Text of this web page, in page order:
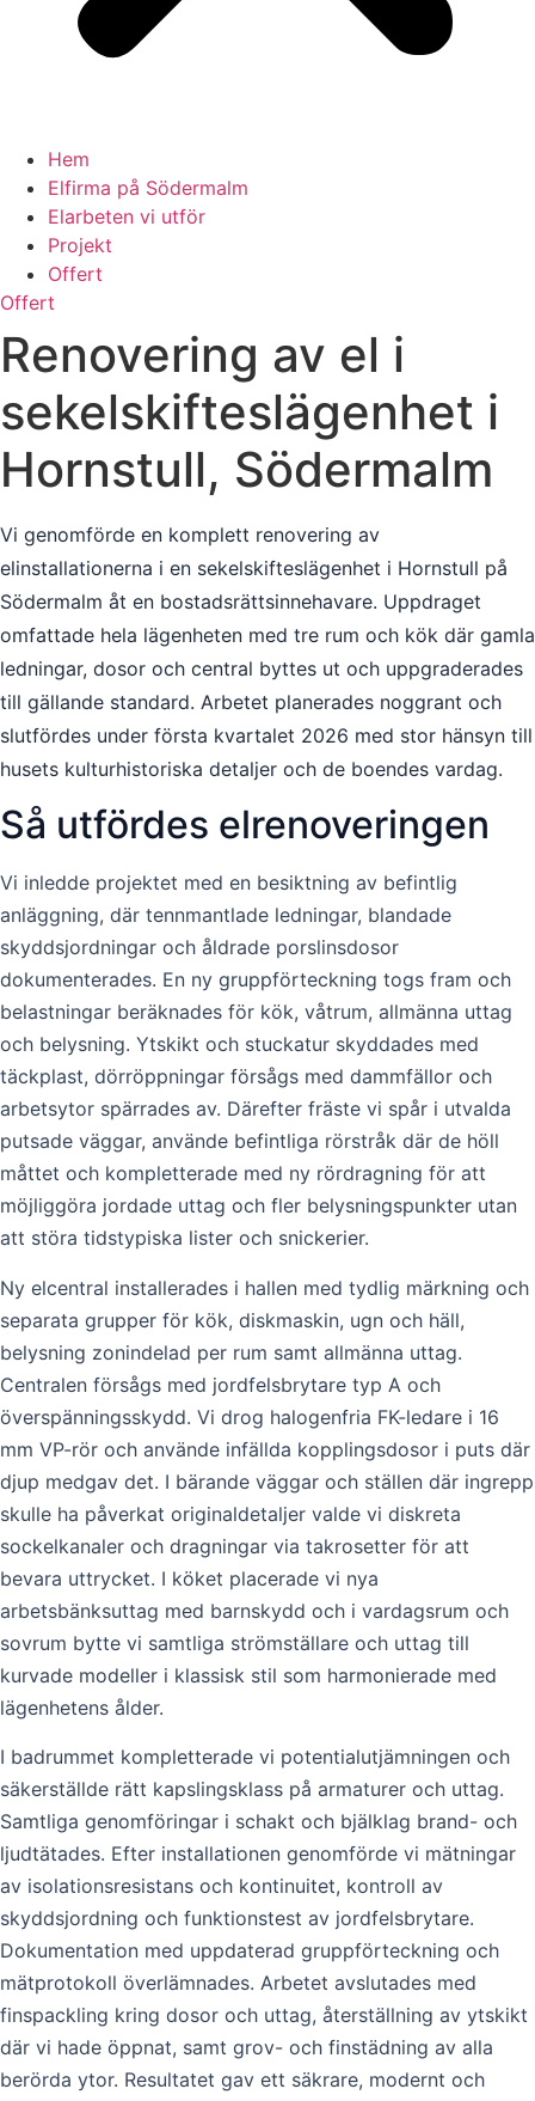
Hem
Elfirma på Södermalm
Elarbeten vi utför
Projekt
Offert
Offert
Renovering av el i
sekelskifteslägenhet i
Hornstull, Södermalm
Vi genomförde en komplett renovering av
elinstallationerna i en sekelskifteslägenhet i Hornstull på
Södermalm åt en bostadsrättsinnehavare. Uppdraget
omfattade hela lägenheten med tre rum och kök där gamla
ledningar, dosor och central byttes ut och uppgraderades
till gällande standard. Arbetet planerades noggrant och
slutfördes under första kvartalet 2026 med stor hänsyn till
husets kulturhistoriska detaljer och de boendes vardag.
Så utfördes elrenoveringen
Vi inledde projektet med en besiktning av befintlig
anläggning, där tennmantlade ledningar, blandade
skyddsjordningar och åldrade porslinsdosor
dokumenterades. En ny gruppförteckning togs fram och
belastningar beräknades för kök, våtrum, allmänna uttag
och belysning. Ytskikt och stuckatur skyddades med
täckplast, dörröppningar försågs med dammfällor och
arbetsytor spärrades av. Därefter fräste vi spår i utvalda
putsade väggar, använde befintliga rörstråk där de höll
måttet och kompletterade med ny rördragning för att
möjliggöra jordade uttag och fler belysningspunkter utan
att störa tidstypiska lister och snickerier.
Ny elcentral installerades i hallen med tydlig märkning och
separata grupper för kök, diskmaskin, ugn och häll,
belysning zonindelad per rum samt allmänna uttag.
Centralen försågs med jordfelsbrytare typ A och
överspänningsskydd. Vi drog halogenfria FK-ledare i 16
mm VP-rör och använde infällda kopplingsdosor i puts där
djup medgav det. I bärande väggar och ställen där ingrepp
skulle ha påverkat originaldetaljer valde vi diskreta
sockelkanaler och dragningar via takrosetter för att
bevara uttrycket. I köket placerade vi nya
arbetsbänksuttag med barnskydd och i vardagsrum och
sovrum bytte vi samtliga strömställare och uttag till
kurvade modeller i klassisk stil som harmonierade med
lägenhetens ålder.
I badrummet kompletterade vi potentialutjämningen och
säkerställde rätt kapslingsklass på armaturer och uttag.
Samtliga genomföringar i schakt och bjälklag brand- och
ljudtätades. Efter installationen genomförde vi mätningar
av isolationsresistans och kontinuitet, kontroll av
skyddsjordning och funktionstest av jordfelsbrytare.
Dokumentation med uppdaterad gruppförteckning och
mätprotokoll överlämnades. Arbetet avslutades med
finspackling kring dosor och uttag, återställning av ytskikt
där vi hade öppnat, samt grov- och finstädning av alla
berörda ytor. Resultatet gav ett säkrare, modernt och